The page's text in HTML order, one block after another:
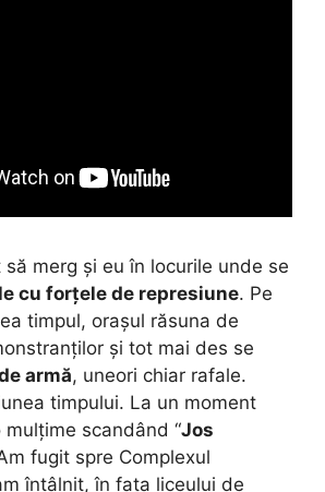
să merg și eu în locurile unde se
cu forțele de represiune. Pe
timpul, orașul răsuna de
și tot mai des se
armă, uneori chiar rafale.
timpului. La un moment
scandând “Jos
fugit spre Complexul
întâlnit, în fața liceului de